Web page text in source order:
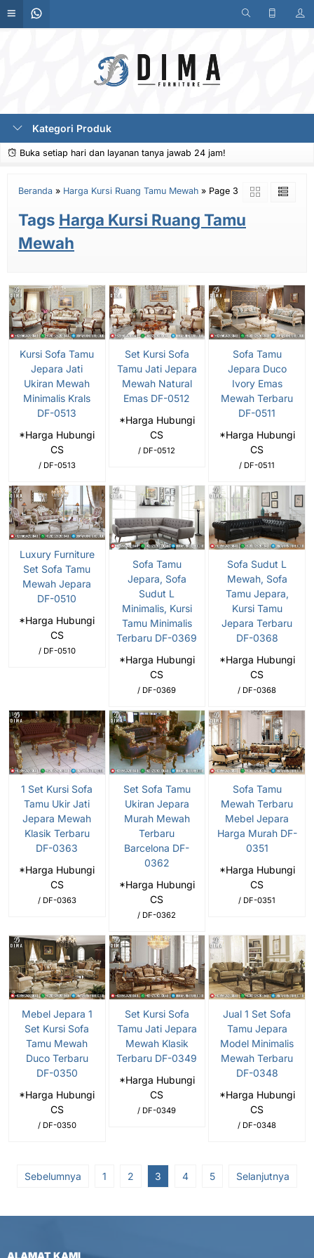
Kategori Produk
Buka setiap hari dan layanan tanya jawab 24 jam!
Beranda » Harga Kursi Ruang Tamu Mewah » Page 3
Tags Harga Kursi Ruang Tamu
Mewah
Kursi Sofa Tamu
Jepara Jati
Ukiran Mewah
Minimalis Krals
DF-0513
*Harga Hubungi
CS
/ DF-0513
Set Kursi Sofa
Tamu Jati Jepara
Mewah Natural
Emas DF-0512
*Harga Hubungi
CS
/ DF-0512
Sofa Tamu
Jepara Duco
Ivory Emas
Mewah Terbaru
DF-0511
*Harga Hubungi
CS
/ DF-0511
Luxury Furniture
Set Sofa Tamu
Mewah Jepara
DF-0510
*Harga Hubungi
CS
/ DF-0510
Sofa Tamu
Jepara, Sofa
Sudut L
Minimalis, Kursi
Tamu Minimalis
Terbaru DF-0369
*Harga Hubungi
CS
/ DF-0369
Sofa Sudut L
Mewah, Sofa
Tamu Jepara,
Kursi Tamu
Jepara Terbaru
DF-0368
*Harga Hubungi
CS
/ DF-0368
1 Set Kursi Sofa
Tamu Ukir Jati
Jepara Mewah
Klasik Terbaru
DF-0363
*Harga Hubungi
CS
/ DF-0363
Set Sofa Tamu
Ukiran Jepara
Murah Mewah
Terbaru
Barcelona DF-
0362
*Harga Hubungi
CS
/ DF-0362
Sofa Tamu
Mewah Terbaru
Mebel Jepara
Harga Murah DF-
0351
*Harga Hubungi
CS
/ DF-0351
Mebel Jepara 1
Set Kursi Sofa
Tamu Mewah
Duco Terbaru
DF-0350
*Harga Hubungi
CS
/ DF-0350
Set Kursi Sofa
Tamu Jati Jepara
Mewah Klasik
Terbaru DF-0349
*Harga Hubungi
CS
/ DF-0349
Jual 1 Set Sofa
Tamu Jepara
Model Minimalis
Mewah Terbaru
DF-0348
*Harga Hubungi
CS
/ DF-0348
Sebelumnya 1 2 3 4 5 Selanjutnya